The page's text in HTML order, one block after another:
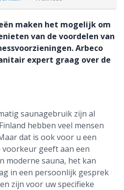
maken het mogelijk om
van de voordelen van
Arbeco
expert graag over de
saunagebruik zijn al
hebben veel mensen
dat is ook voor u een
voorkeur geeft aan een
moderne sauna, het kan
in een persoonlijk gesprek
zijn voor uw specifieke